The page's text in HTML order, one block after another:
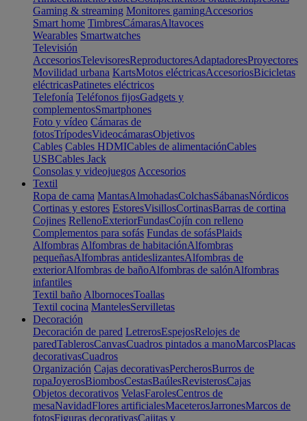
Gaming & streaming Monitores gamingAccesorios
Smart home TimbresCámarasAltavoces
Wearables Smartwatches
Televisión
AccesoriosTelevisoresReproductoresAdaptadoresProyectores
Movilidad urbana KartsMotos eléctricasAccesoriosBicicletas
eléctricasPatinetes eléctricos
Telefonía Teléfonos fijosGadgets y
complementosSmartphones
Foto y vídeo Cámaras de
fotosTrípodesVideocámarasObjetivos
Cables Cables HDMICables de alimentaciónCables
USBCables Jack
Consolas y videojuegos Accesorios
Textil
Ropa de cama MantasAlmohadasColchasSábanasNórdicos
Cortinas y estores EstoresVisillosCortinasBarras de cortina
Cojines RellenoExteriorFundasCojín con relleno
Complementos para sofás Fundas de sofásPlaids
Alfombras Alfombras de habitaciónAlfombras
pequeñasAlfombras antideslizantesAlfombras de
exteriorAlfombras de bañoAlfombras de salónAlfombras
infantiles
Textil baño AlbornocesToallas
Textil cocina MantelesServilletas
Decoración
Decoración de pared LetrerosEspejosRelojes de
paredTablerosCanvasCuadros pintados a manoMarcosPlacas
decorativasCuadros
Organización Cajas decorativasPercherosBurros de
ropaJoyerosBiombosCestasBaúlesRevisterosCajas
Objetos decorativos VelasFarolesCentros de
mesaNavidadFlores artificialesMaceterosJarronesMarcos de
fotosFiguras decorativasCajitas y